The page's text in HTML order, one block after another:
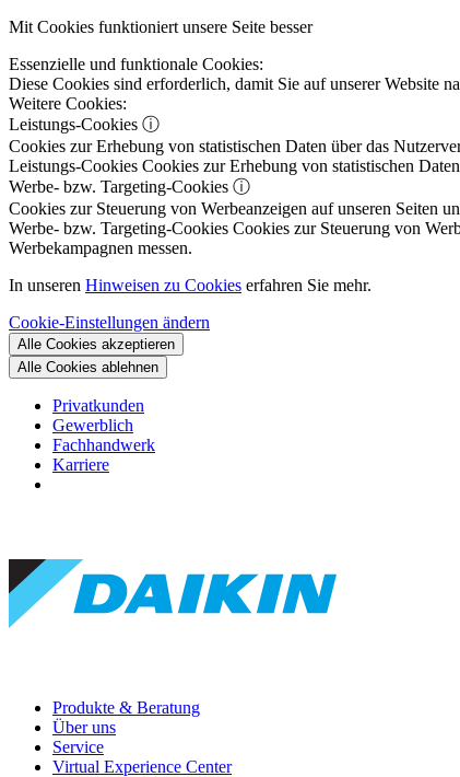
Mit Cookies funktioniert unsere Seite besser
Essenzielle und funktionale Cookies:
Diese Cookies sind erforderlich, damit Sie auf unserer Website
Weitere Cookies:
Leistungs-Cookies ⓘ
Cookies zur Erhebung von statistischen Daten über das
Leistungs-Cookies Cookies zur Erhebung von statistischen
Werbe- bzw. Targeting-Cookies ⓘ
Cookies zur Steuerung von Werbeanzeigen auf unseren Seiten
Werbe- bzw. Targeting-Cookies Cookies zur Steuerung von
Werbekampagnen messen.
In unseren Hinweisen zu Cookies erfahren Sie mehr.
Cookie-Einstellungen ändern
Alle Cookies akzeptieren
Alle Cookies ablehnen
Privatkunden
Gewerblich
Fachhandwerk
Karriere
Produkte & Beratung
Über uns
Service
Virtual Experience Center